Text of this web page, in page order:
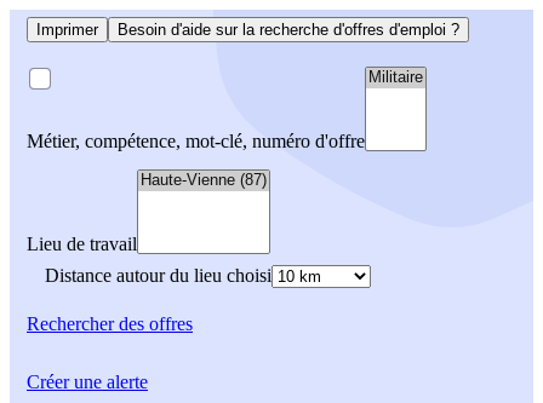
Imprimer Besoin d'aide sur la recherche d'offres d'emploi ?
Métier, compétence, mot-clé, numéro d'offre
Lieu de travail
Distance autour du lieu choisi
Rechercherdes offres
Créer une alerte